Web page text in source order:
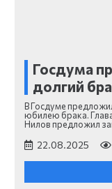
Госдума
долгий
В Госдуме
юбилею брака.
Нилов предложил
22.08.2025